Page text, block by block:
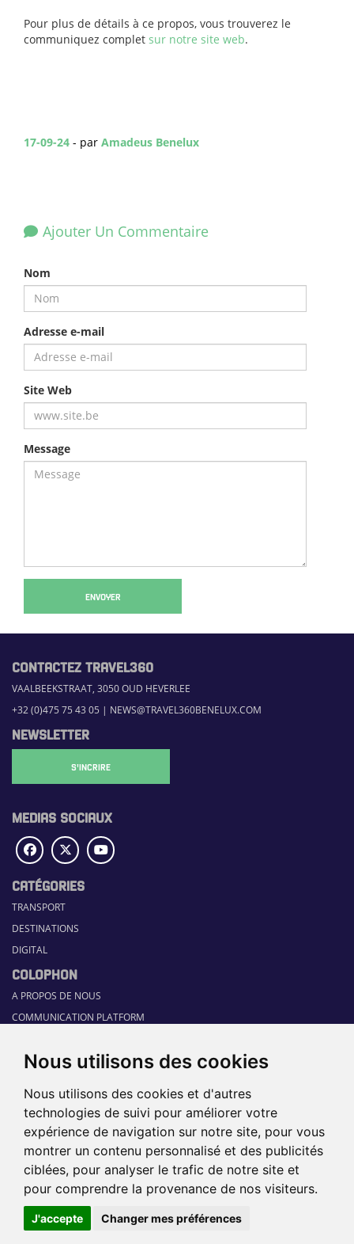
Nous utilisons des cookies
Nous utilisons des cookies et d'autres
technologies de suivi pour améliorer votre
expérience de navigation sur notre site, pour vous
montrer un contenu personnalisé et des publicités
ciblées, pour analyser le trafic de notre site et
pour comprendre la provenance de nos visiteurs.
J'accepte Changer mes préférences
Pour plus de détails à ce propos, vous trouverez le
communiquez complet sur notre site web.
17-09-24 - par Amadeus Benelux
Ajouter Un Commentaire
Nom
Adresse e-mail
Site Web
Message
ENVOYER
CONTACTEZ TRAVEL360
VAALBEEKSTRAAT, 3050 OUD HEVERLEE
+32 (0)475 75 43 05 | NEWS@TRAVEL360BENELUX.COM
NEWSLETTER
S'INCRIRE
MEDIAS SOCIAUX
CATÉGORIES
TRANSPORT
DESTINATIONS
DIGITAL
COLOPHON
A PROPOS DE NOUS
COMMUNICATION PLATFORM
RUBRIQUES
GUIDE SECTORIEL
JOBS
ÉVÉNEMENTS
©2026 TRAVEL360° |SITEMAP|
DISCLAIMER|POLITIQUE DE
CONFIDENTIALITÉ
|PRÉFÉRENCES